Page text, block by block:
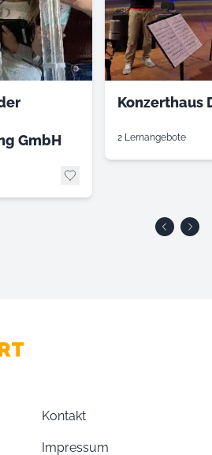
GmbH
Konzerthaus
2 Lernangebote
Kontakt
Impressum